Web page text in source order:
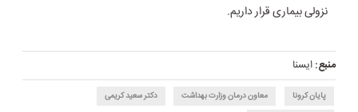
نزولی بیماری قرار داریم.
منبع:ایسنا
پایان کرونا معاون درمان وزارت بهداشت
دکتر سعید کریمی